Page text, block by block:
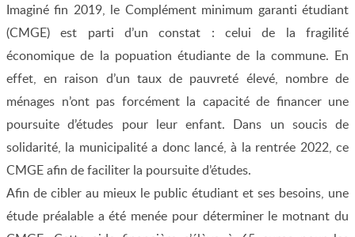
Imaginé fin 2019, le Complément minimum garanti étudiant
(CMGE) est parti d’un constat : celui de la fragilité
économique de la popuation étudiante de la commune. En
effet, en raison d’un taux de pauvreté élevé, nombre de
ménages n’ont pas forcément la capacité de financer une
poursuite d’études pour leur enfant. Dans un soucis de
solidarité, la municipalité a donc lancé, à la rentrée 2022, ce
CMGE afin de faciliter la poursuite d’études.
Afin de cibler au mieux le public étudiant et ses besoins, une
étude préalable a été menée pour déterminer le motnant du